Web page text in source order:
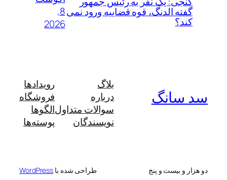
گفته الدنگ، قوه قضاییه ورود نمی
کند؟
8,
2026
سد سانگ
بلاگ
درباره
سوالات متداول
نویسندگان
رویدادها
فروشگاه
الگوها
پوسته‌ها
دو هزار و بیست و پنج طراحی شده با WordPress